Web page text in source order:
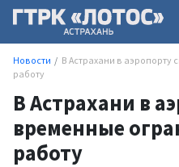
Новости
В Астрахани в
работу
В Астрахани в
временные
работу